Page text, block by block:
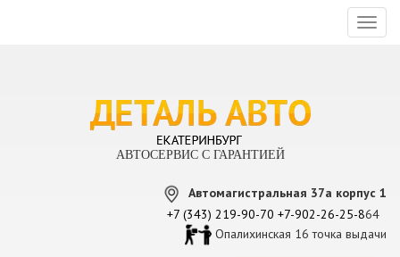
АВТОСЕРВИС С ГАРАНТИЕЙ
Автомагистральная 37а корпус 1
+7 (343) 219-90-70 +7-902-26-25-864
Опалихинская 16 точка выдачи